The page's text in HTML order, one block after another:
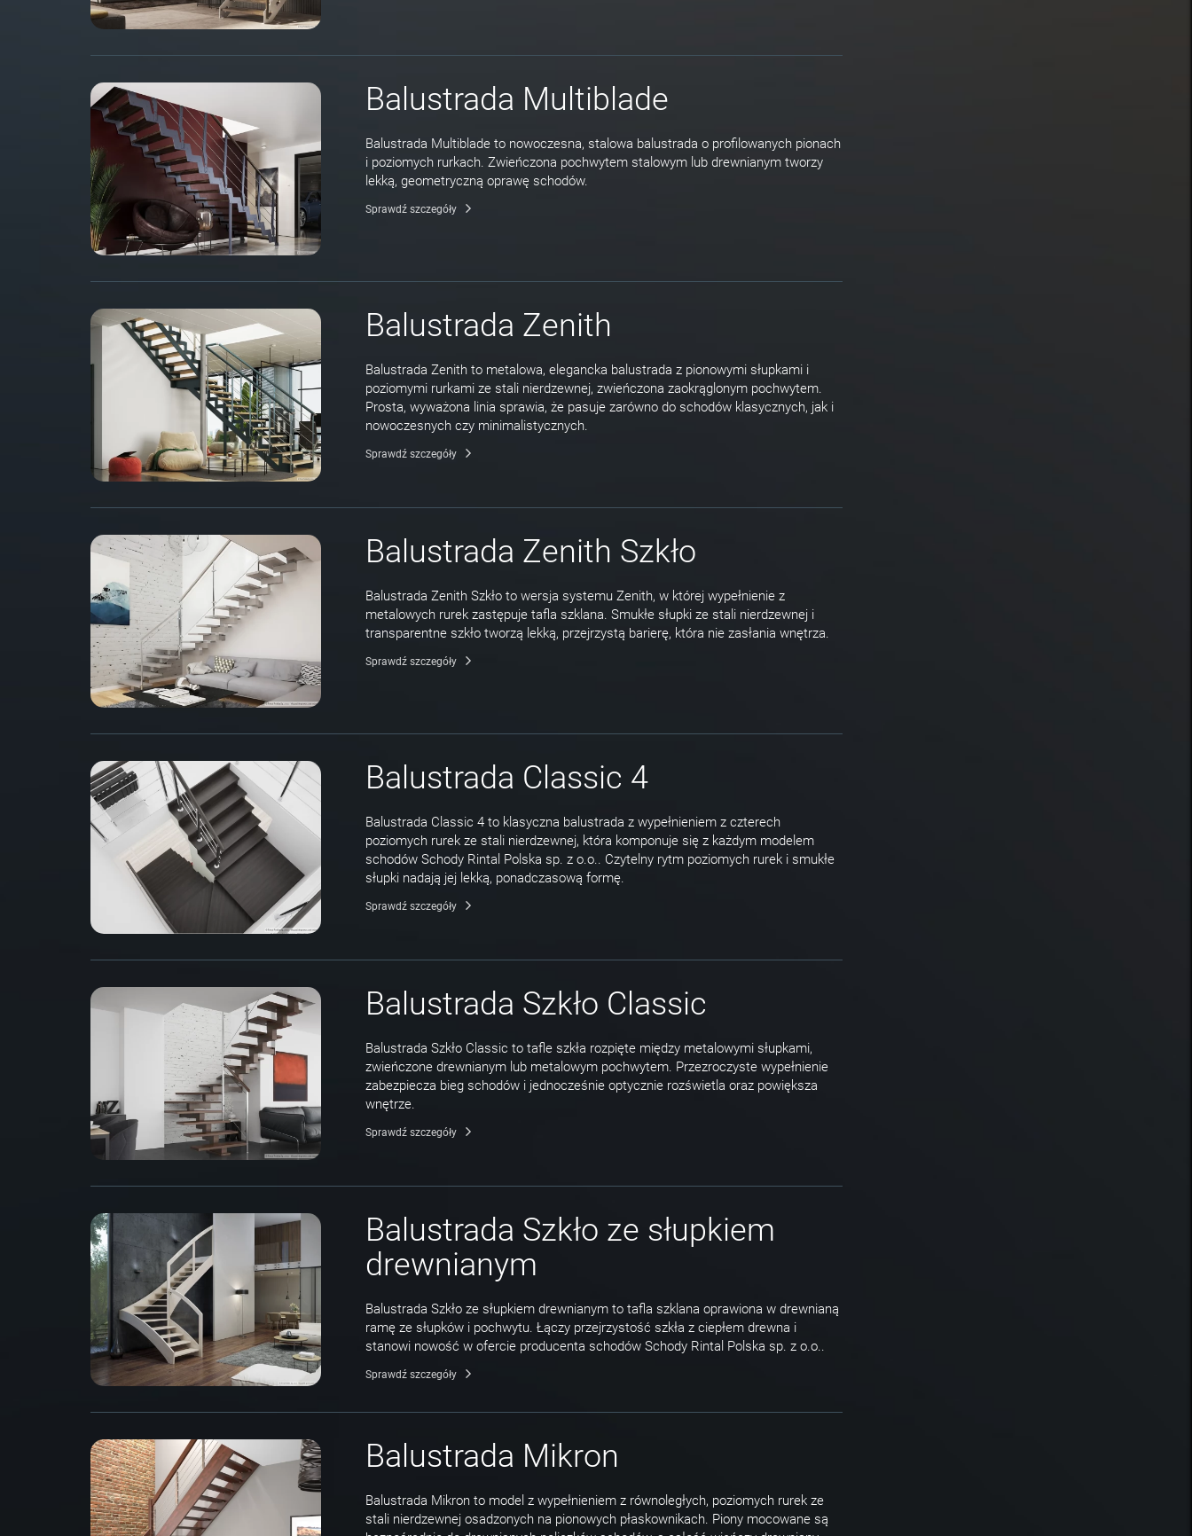
Balustrada Multiblade
Balustrada Multiblade to nowoczesna, stalowa balustrada o profilowanych pionach
i poziomych rurkach. Zwieńczona pochwytem stalowym lub drewnianym tworzy
lekką, geometryczną oprawę schodów.
Sprawdź szczegóły
Balustrada Zenith
Balustrada Zenith to metalowa, elegancka balustrada z pionowymi słupkami i
poziomymi rurkami ze stali nierdzewnej, zwieńczona zaokrąglonym pochwytem.
Prosta, wyważona linia sprawia, że pasuje zarówno do schodów klasycznych, jak i
nowoczesnych czy minimalistycznych.
Sprawdź szczegóły
Balustrada Zenith Szkło
Balustrada Zenith Szkło to wersja systemu Zenith, w której wypełnienie z
metalowych rurek zastępuje tafla szklana. Smukłe słupki ze stali nierdzewnej i
transparentne szkło tworzą lekką, przejrzystą barierę, która nie zasłania wnętrza.
Sprawdź szczegóły
Balustrada Classic 4
Balustrada Classic 4 to klasyczna balustrada z wypełnieniem z czterech
poziomych rurek ze stali nierdzewnej, która komponuje się z każdym modelem
schodów Schody Rintal Polska sp. z o.o.. Czytelny rytm poziomych rurek i smukłe
słupki nadają jej lekką, ponadczasową formę.
Sprawdź szczegóły
Balustrada Szkło Classic
Balustrada Szkło Classic to tafle szkła rozpięte między metalowymi słupkami,
zwieńczone drewnianym lub metalowym pochwytem. Przezroczyste wypełnienie
zabezpiecza bieg schodów i jednocześnie optycznie rozświetla oraz powiększa
wnętrze.
Sprawdź szczegóły
Balustrada Szkło ze słupkiem
drewnianym
Balustrada Szkło ze słupkiem drewnianym to tafla szklana oprawiona w drewnianą
ramę ze słupków i pochwytu. Łączy przejrzystość szkła z ciepłem drewna i
stanowi nowość w ofercie producenta schodów Schody Rintal Polska sp. z o.o..
Sprawdź szczegóły
Balustrada Mikron
Balustrada Mikron to model z wypełnieniem z równoległych, poziomych rurek ze
stali nierdzewnej osadzonych na pionowych płaskownikach. Piony mocowane są